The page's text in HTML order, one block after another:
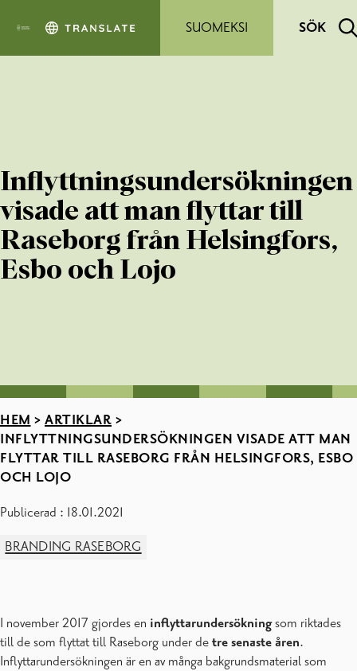
SUOMEKSI
SÖK
Inflyttningsundersökningen
visade att man flyttar till
Raseborg från Helsingfors,
Esbo och Lojo
HEM > ARTIKLAR >
INFLYTTNINGSUNDERSÖKNINGEN VISADE ATT MAN
FLYTTAR TILL RASEBORG FRÅN HELSINGFORS, ESBO
OCH LOJO
Publicerad : 18.01.2021
BRANDING RASEBORG
I november 2017 gjordes en inflyttarundersökningsom riktades
till de som flyttat till Raseborg under de tre senaste åren.
Inflyttarundersökningen är en av många bakgrundsmaterial som